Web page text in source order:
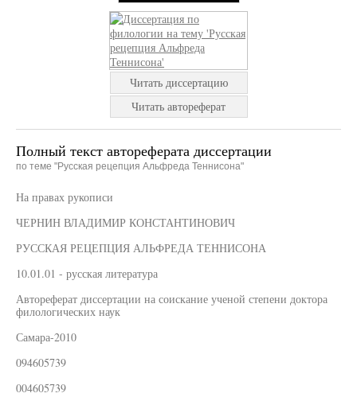
Читать диссертацию
Читать автореферат
Полный текст автореферата диссертации
по теме "Русская рецепция Альфреда Теннисона"
На правах рукописи
ЧЕРНИН ВЛАДИМИР КОНСТАНТИНОВИЧ
РУССКАЯ РЕЦЕПЦИЯ АЛЬФРЕДА ТЕННИСОНА
10.01.01 - русская литература
Автореферат диссертации на соискание ученой степени доктора
филологических наук
Самара-2010
094605739
004605739